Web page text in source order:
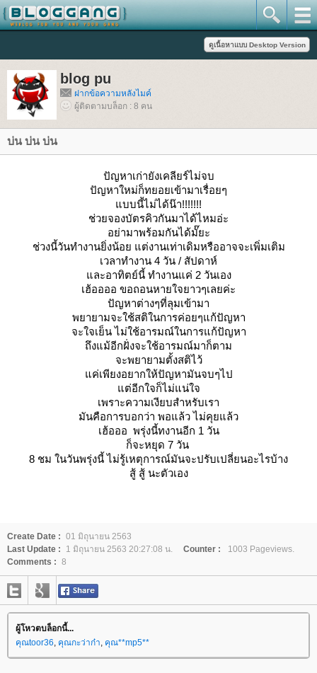
blog pu
ฝากข้อความหลังไมค์
ผู้ติดตามบล็อก : 8 คน
บ่น บ่น บ่น
ปัญหาเก่ายังเคลียร์ไม่จบ
ปัญหาใหม่ก็ทยอยเข้ามาเรื่อยๆ
บบนี้ไม่ได้น๊า!!!!!!!
ช่วยจองบัตรคิวกันมาได้ไหมอ่ะ
อย่ามาพร้อมกันได้มั๊ยะ
ช่วงนี้วันทำงานยิ่งน้อย แต่งานเท่าเดิมหรืออาจจะเพิ่มเติม
เวลาทำงาน 4 วัน / สัปดาห์
ละอาทิตย์นี้ ทำงานแค่ 2 วันเอง
เฮ้ออออ ขอถอนหายใจยาวๆเลยค่ะ
ปัญหาต่างๆที่ลุมเข้ามา
พยายามจะใช้สติในการค่อยๆแก้ปัญหา
จะใจเย็น ไม่ใช้อารมณ์ในการแก้ปัญหา
ถึงแม้อีกฝั่งจะใช้อารมณ์มาก็ตาม
จะพยายามตั้งสติไว้
ค่เพียงอยากให้ปัญหามันจบๆไป
ต่อีกใจก็ไม่แน่ใจ
เพราะความเงียบสำหรับเรา
มันคือการบอกว่า พอแล้ว ไม่คุยแล้ว
เฮ้อออ พรุ่งนี้ทงานอีก 1 วัน
ก็จะหยุด 7 วัน
8 ชม ในวันพรุ่งนี้ ไม่รู้เหตุการณ์มันจะปรับเปลี่ยนอะไรบ้าง
สู้ สู้ นะตัวเอง
Create Date : 01 มิถุนายน 2563
Last Update :
1 มิถุนายน 2563 20:27:08 น. Counter :
1003 Pageviews.
Comments : 8
ผู้โหวตบล็อกนี้...
คุณtoor36, คุณกะว่าก๋า, คุณ**mp5**